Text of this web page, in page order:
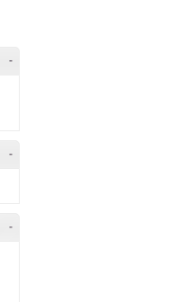
-
-
-